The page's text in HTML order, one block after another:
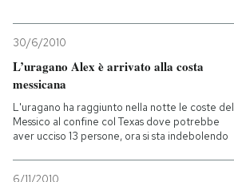
AREA PERSONALE
Entra
30/6/2010
L’uragano Alex è arrivato alla costa
messicana
L'uragano ha raggiunto nella notte le coste del
Messico al confine col Texas dove potrebbe
aver ucciso 13 persone, ora si sta indebolendo
6/11/2010